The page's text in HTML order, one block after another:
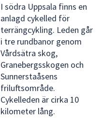
I södra Uppsala finns en
anlagd cykelled för
terrängcykling. Leden går
i tre rundbanor genom
Vårdsätra skog,
Granebergsskogen och
Sunnerstaåsens
friluftsområde.
Cykelleden är cirka 10
kilometer lång.